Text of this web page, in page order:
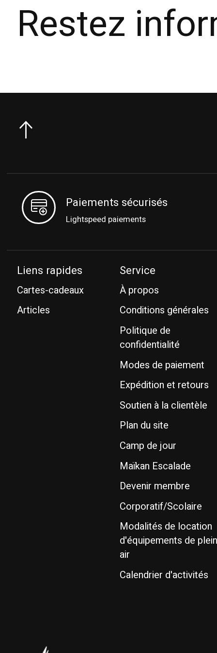
Restez
Paiements sécurisés
Lightspeed paiements
Liens rapides
Cartes-cadeaux
Articles
Service
À propos
Conditions générales
Politique de
confidentialité
Modes de paiement
Expédition et retours
Soutien à la clientèle
Plan du site
Camp de jour
Maïkan Escalade
Devenir membre
Corporatif/Scolaire
Modalités de location
d'équipements de plein
air
Calendrier d'activités